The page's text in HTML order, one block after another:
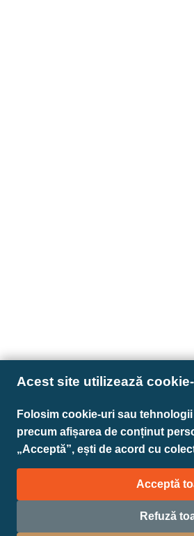
Acest site utilizează
Folosim cookie-uri sau
precum afișarea de conținut
„Acceptă”, ești de acord cu
Acceptă
Refuză